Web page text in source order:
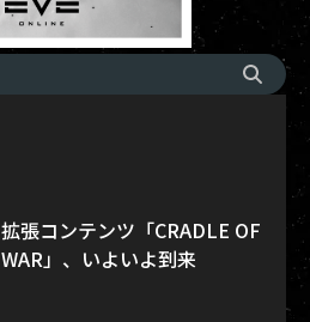
拡張コンテンツ「CRADLE OF
WAR」、いよいよ到来